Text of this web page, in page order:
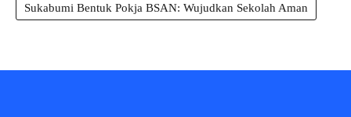
Sukabumi Bentuk Pokja BSAN: Wujudkan Sekolah Aman